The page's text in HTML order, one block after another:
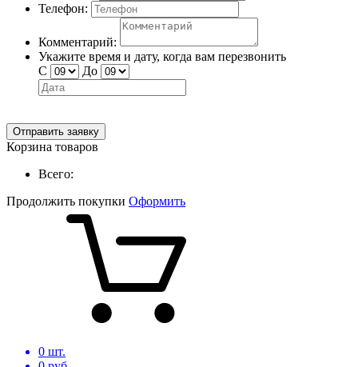
Телефон:
Комментарий:
Укажите время и дату, когда вам перезвонить
С
До
Отправить заявку
Корзина товаров
Всего:
Продолжить покупки Оформить
0 шт.